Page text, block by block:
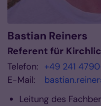
Bastian Reiners
Referent für
Telefon: +49 241
E-Mail:
Leitung des